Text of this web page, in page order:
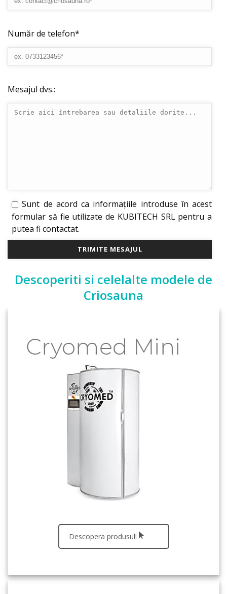
Număr de telefon*
Mesajul dvs.:
Sunt de acord ca informațiile introduse în acest
formular să fie utilizate de KUBITECH SRL pentru a
putea fi contactat.
Descoperiti si celelalte modele de
Criosauna
Descopera produsul!